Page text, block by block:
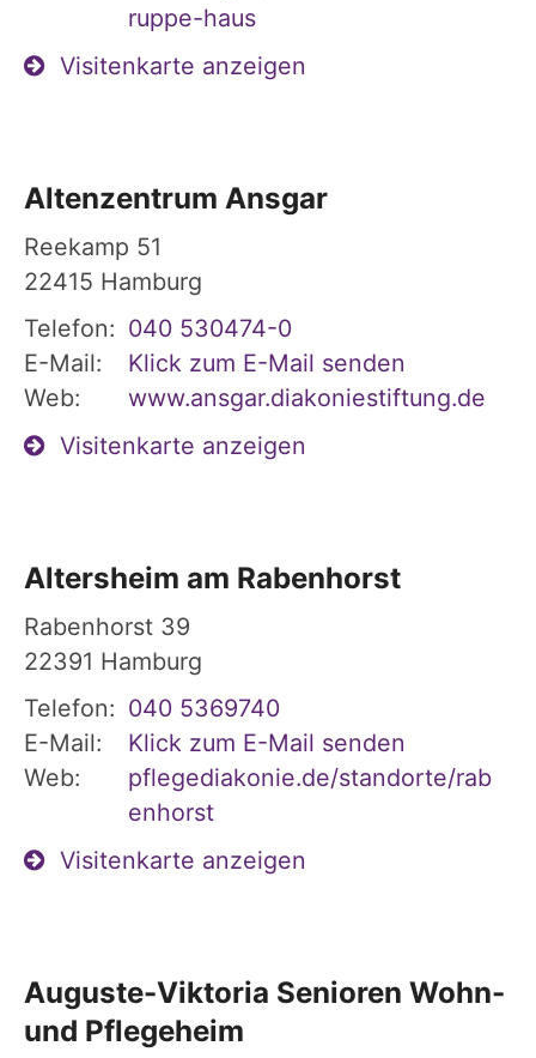
ruppe-haus
Visitenkarte anzeigen
Altenzentrum Ansgar
Reekamp 51
22415 Hamburg
Telefon: 040 530474-0
E-Mail:
Klick zum E-Mail senden
Web:
www.ansgar.diakoniestiftung.de
Visitenkarte anzeigen
Altersheim am Rabenhorst
Rabenhorst 39
22391 Hamburg
Telefon: 040 5369740
E-Mail:
Klick zum E-Mail senden
Web:
pflegediakonie.de/standorte/rab
enhorst
Visitenkarte anzeigen
Auguste-Viktoria Senioren Wohn-
und Pflegeheim